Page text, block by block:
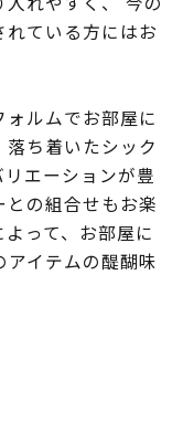
れている方にはお
ルムでお部屋に
ち着いたシック
エーションが豊
の組合せもお楽
って、お部屋に
イテムの醍醐味